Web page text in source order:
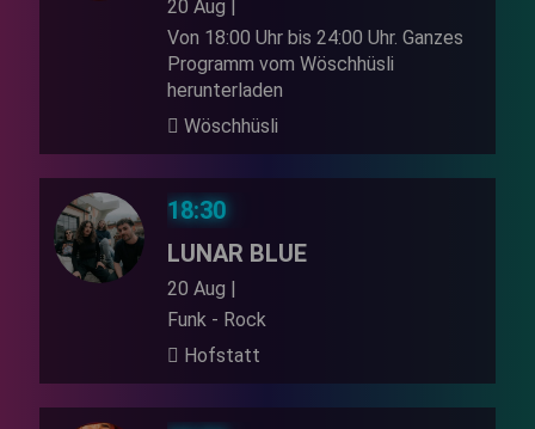
20 Aug |
Von 18:00 Uhr bis 24:00 Uhr. Ganzes
Programm vom Wöschhüsli
herunterladen
Wöschhüsli
18:30
LUNAR BLUE
20 Aug |
Funk - Rock
Hofstatt